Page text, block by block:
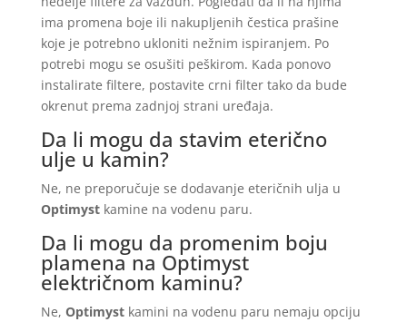
ima promena boje ili nakupljenih čestica prašine
koje je potrebno ukloniti nežnim ispiranjem. Po
potrebi mogu se osušiti peškirom. Kada ponovo
instalirate filtere, postavite crni filter tako da bude
okrenut prema zadnjoj strani uređaja.
Da li mogu da stavim eterično
ulje u kamin?
Ne, ne preporučuje se dodavanje eteričnih ulja u
Optimystkamine na vodenu paru.
Da li mogu da promenim boju
plamena na Optimyst
električnom kaminu?
Ne, Optimystkamini na vodenu paru nemaju opciju